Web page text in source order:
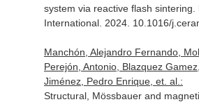
system via reactive flash sintering.
International. 2024. 10.1016/
Manchón, Alejandro Fernando,
Perejón, Antonio, Blazquez
Jiménez, Pedro Enrique, et. al.:
Structural, Mössbauer and